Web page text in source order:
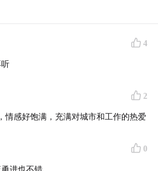
意论坛，公共艺术作品展，文化
年11月在天津万象城公共空间
播客将邀请城市规划师，城市运
市发展与更新、消费场景升级、
社群化在地化运营等话题，展开
的更多可能。
4
2
情感好饱满，充满对城市和工作的热爱
0
进也不错